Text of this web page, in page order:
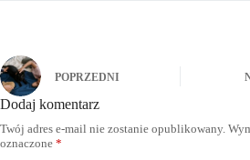
POPRZEDNI
Dodaj komentarz
Twój adres e-mail nie zostanie opublikowany.
oznaczone *